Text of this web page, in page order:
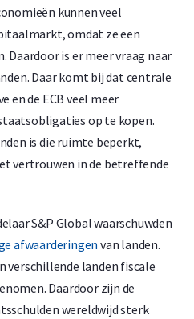
kunnen veel
omdat ze een
is er meer vraag naar
Daar komt bij dat centrale
en de ECB veel meer
op te kopen.
is die ruimte beperkt,
vertrouwen in de betreffende
S&P Global waarschuwden
afwaarderingen van landen.
verschillende landen fiscale
Daardoor zijn de
wereldwijd sterk